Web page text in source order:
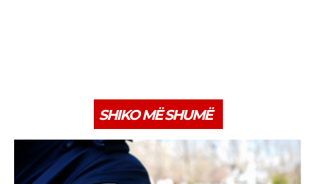
SHIKO MË SHUMË